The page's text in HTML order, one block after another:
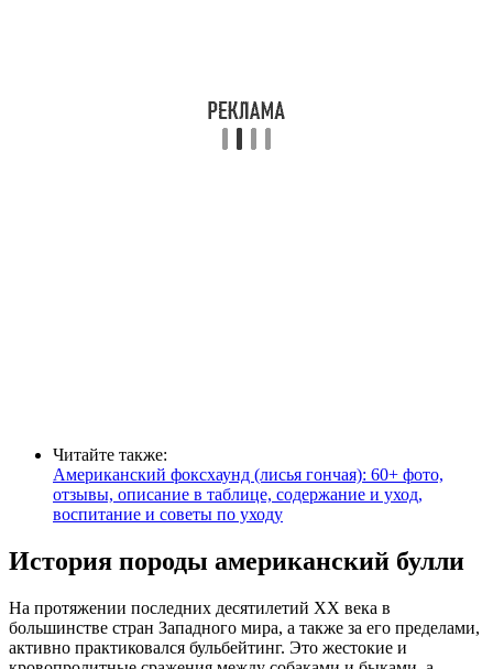
Читайте также:
Американский фоксхаунд (лисья гончая): 60+ фото,
отзывы, описание в таблице, содержание и уход,
воспитание и советы по уходу
История породы американский булли
На протяжении последних десятилетий XX века в
большинстве стран Западного мира, а также за его пределами,
активно практиковался бульбейтинг. Это жестокие и